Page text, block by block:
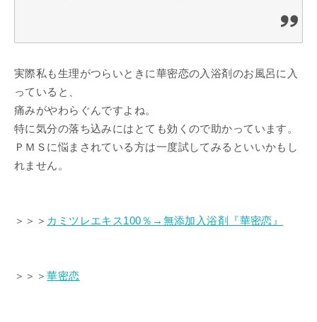
実際私も生理がつらいときに華密恋の入浴剤のお風呂に入
っていると、
痛みがやわらぐんですよね。
特に気分の落ち込みにはとても効くので助かっています。
ＰＭＳに悩まされている方は一度試してみるといいかもし
れません。
＞＞＞ カミツレエキス100％→無添加入浴剤『華密恋』
＞＞＞華密恋